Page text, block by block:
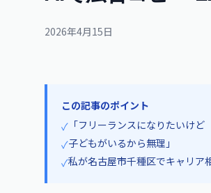
2026年4月15日
この記事のポイント
✓ 「フリーランスになりたいけど
✓子どもがいるから無理」
✓私が名古屋市千種区でキャリア